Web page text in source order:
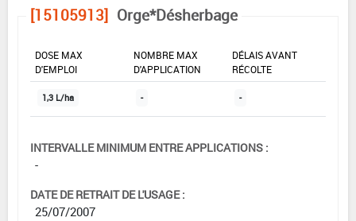
[15105913] Orge*Désherbage
DOSE MAX
D'EMPLOI
NOMBRE MAX
D'APPLICATION
DÉLAIS AVANT
RÉCOLTE
1,3 L/ha - -
INTERVALLE MINIMUM ENTRE APPLICATIONS :
-
DATE DE RETRAIT DE L'USAGE :
25/07/2007